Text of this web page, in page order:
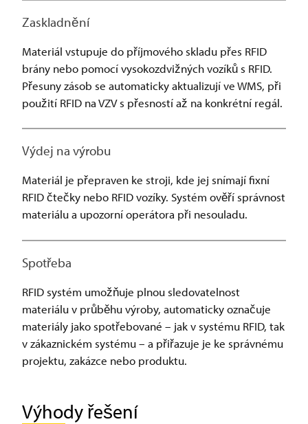
Zaskladnění
Materiál vstupuje do příjmového skladu přes RFID
brány nebo pomocí vysokozdvižných vozíků s RFID.
Přesuny zásob se automaticky aktualizují ve WMS, při
použití RFID na VZV s přesností až na konkrétní regál.
Výdej na výrobu
Materiál je přepraven ke stroji, kde jej snímají fixní
RFID čtečky nebo RFID vozíky. Systém ověří správnost
materiálu a upozorní operátora při nesouladu.
Spotřeba
RFID systém umožňuje plnou sledovatelnost
materiálu v průběhu výroby, automaticky označuje
materiály jako spotřebované – jak v systému RFID, tak
v zákaznickém systému – a přiřazuje je ke správnému
projektu, zakázce nebo produktu.
Výhody řešení